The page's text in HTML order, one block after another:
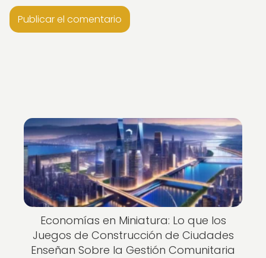
Economías en Miniatura: Lo que los
Juegos de Construcción de Ciudades
Enseñan Sobre la Gestión Comunitaria